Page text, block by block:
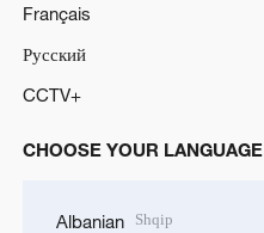
Français
Русский
CCTV+
CHOOSE YOUR LANGUAGE
Albanian Shqip